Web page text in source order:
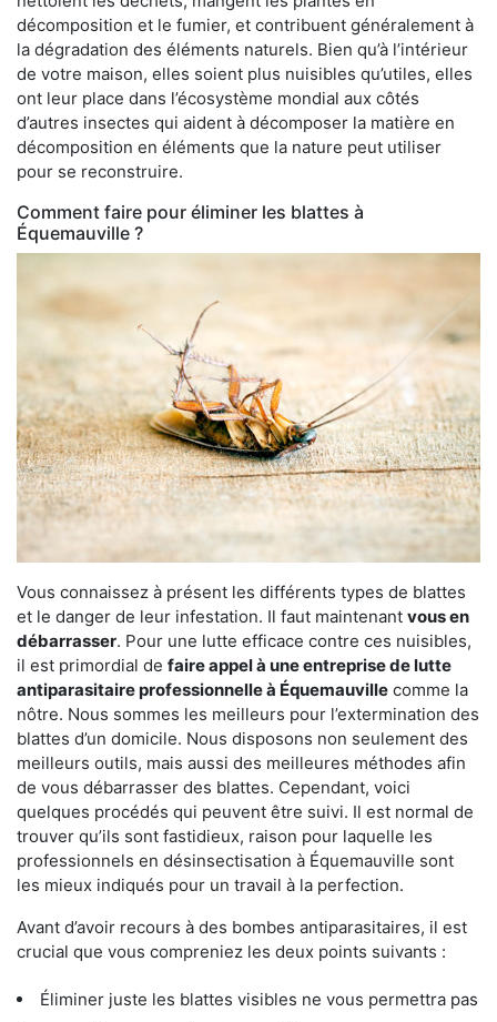
décomposition et le fumier, et contribuent généralement à
la dégradation des éléments naturels. Bien qu’à l’intérieur
de votre maison, elles soient plus nuisibles qu’utiles, elles
ont leur place dans l’écosystème mondial aux côtés
d’autres insectes qui aident à décomposer la matière en
décomposition en éléments que la nature peut utiliser
pour se reconstruire.
Comment faire pour éliminer les blattes à
Équemauville ?
Vous connaissez à présent les différents types de blattes
et le danger de leur infestation. Il faut maintenant vous en
débarrasser. Pour une lutte efficace contre ces nuisibles,
il est primordial de faire appel à une entreprise de lutte
antiparasitaire professionnelle à Équemauville comme la
nôtre. Nous sommes les meilleurs pour l’extermination des
blattes d’un domicile. Nous disposons non seulement des
meilleurs outils, mais aussi des meilleures méthodes afin
de vous débarrasser des blattes. Cependant, voici
quelques procédés qui peuvent être suivi. Il est normal de
trouver qu’ils sont fastidieux, raison pour laquelle les
professionnels en désinsectisation à Équemauville sont
les mieux indiqués pour un travail à la perfection.
Avant d’avoir recours à des bombes antiparasitaires, il est
crucial que vous compreniez les deux points suivants :
Éliminer juste les blattes visibles ne vous permettra pas